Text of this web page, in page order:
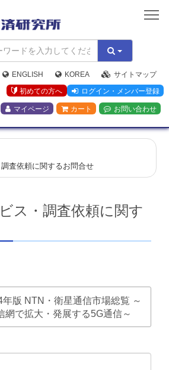
矢
野
経
済
研
究
所
ENGLISH KOREA
サイトマップ
初めての方へ
ログイン・メンバー登録
マイページ カート お問い合わせ
査依頼に関するお問合せ
ス・調査依頼に関す
版 NTN・衛星通信市場総覧 ～
網で拡大・発展する5G通信～